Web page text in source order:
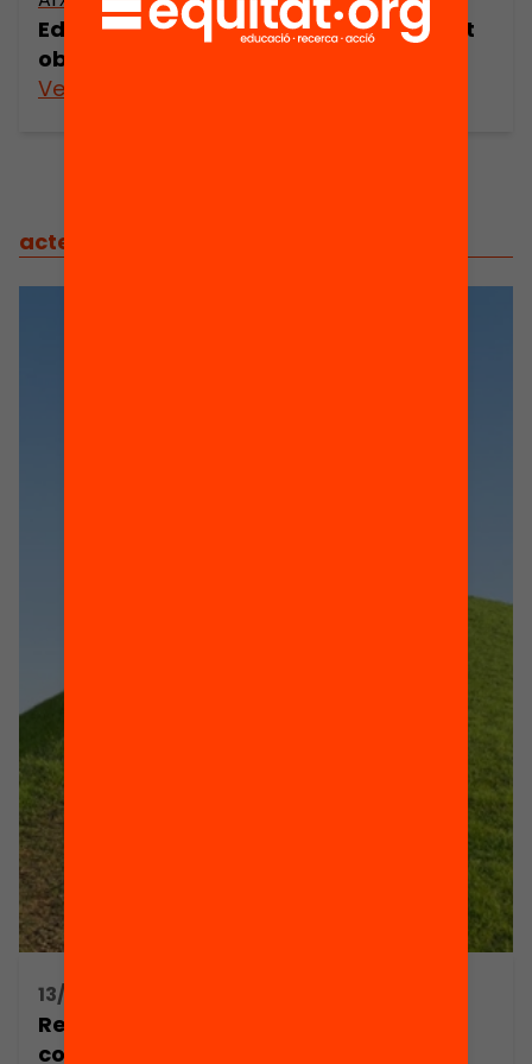
Educació emocional en l’ensenyament
obligatori a Catalunya
Veure’n més
actes
13/06/2016 16:00h - 17:00h
Resiliència, caràcter, perseverança i
competències socioemocionals: com